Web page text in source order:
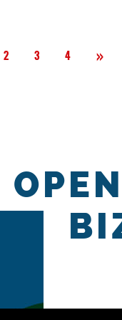
2 3 4 »